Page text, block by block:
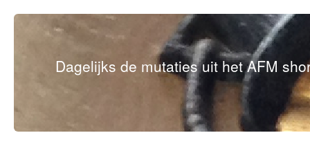
Dagelijks de mutaties uit het AFM